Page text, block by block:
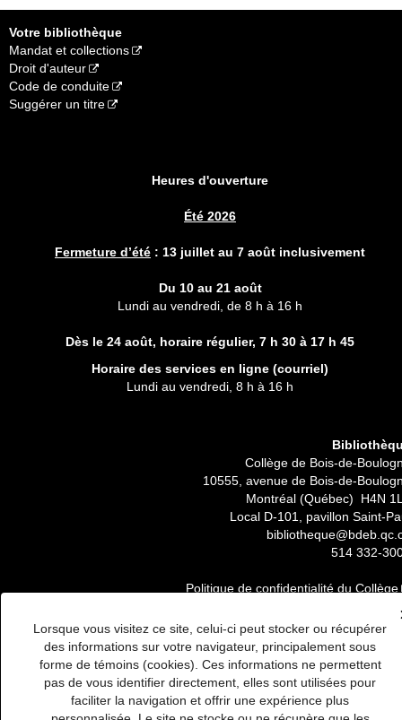
Votre bibliothèque
Mandat et collections
Droit d'auteur
Code de conduite
Suggérer un titre
Heures d'ouverture
Été 2026
Fermeture d’été : 13 juillet au 7 août inclusivement
Du 10 au 21 août
Lundi au vendredi, de 8 h à 16 h
Dès le 24 août, horaire régulier, 7 h 30 à 17 h 45
Horaire des services en ligne (courriel)
Lundi au vendredi, 8 h à 16 h
Collège de Bois-de-
10555, avenue de Bois-de-
Montréal (Québec) H4N
Local D-101, pavillon Saint-
514 332-
Politique de confidentialité du Collège
Lorsque vous visitez ce site, celui-ci peut stocker ou récupérer
des informations sur votre navigateur, principalement sous
forme de témoins (cookies). Ces informations ne permettent
pas de vous identifier directement, elles sont utilisées pour
faciliter la navigation et offrir une expérience plus